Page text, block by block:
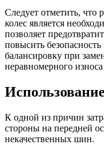
Следует отметить, что
колес является
позволяет
повысить
балансировку при
неравномерного
К одной из причин
стороны на передней
некачественных шин.